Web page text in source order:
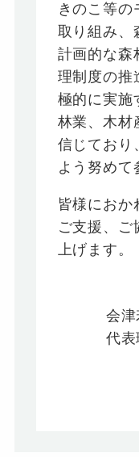
きのこ等の
取り組み、
計画的な森
理制度の推
極的に実施
林業、木材
信じており
よう努めて
皆様におか
ご支援、ご
上げます。
会
代